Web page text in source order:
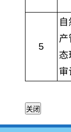
5
产
态
审